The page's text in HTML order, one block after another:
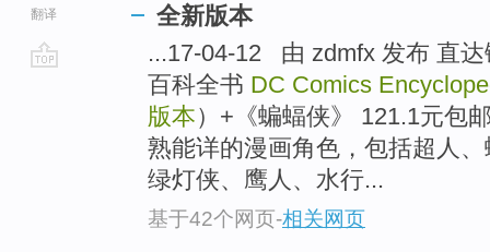
翻译
全新版本
...17-04-12 由 zdmfx 发布 直
百科全书 DC Comics
版本）+《蝙蝠侠》 121.1元包
熟能详的漫画角色，包括超人
绿灯侠、鹰人、水行...
基于42个网页-相关网页